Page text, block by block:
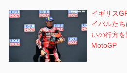
イギリス
イバルた
いの行方を
MotoGP